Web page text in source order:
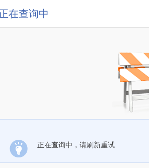
在查询中
正在查询中，请刷新重试